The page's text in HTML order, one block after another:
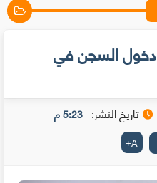
السجن في
تاريخ النشر: 5:23 م
A
+